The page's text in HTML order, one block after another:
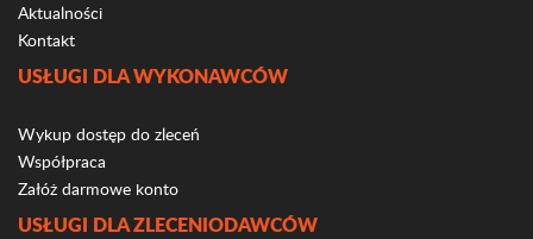
Aktualności
Kontakt
USŁUGI DLA WYKONAWCÓW
Wykup dostęp do zleceń
Współpraca
Załóż darmowe konto
USŁUGI DLA ZLECENIODAWCÓW